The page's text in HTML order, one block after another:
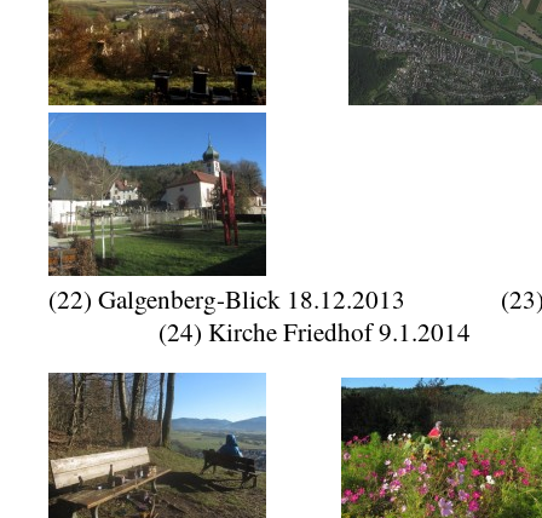
(22) Galgenberg-Blick 18.12.2013
(24) Kirche Friedhof 9.1.2014